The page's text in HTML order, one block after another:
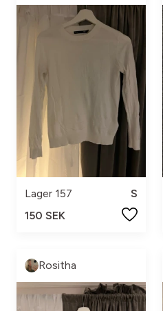
Lager 157
S
150 SEK
Rositha